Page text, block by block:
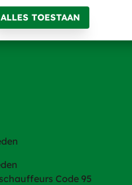
ALLES TOESTAAN
Code 95